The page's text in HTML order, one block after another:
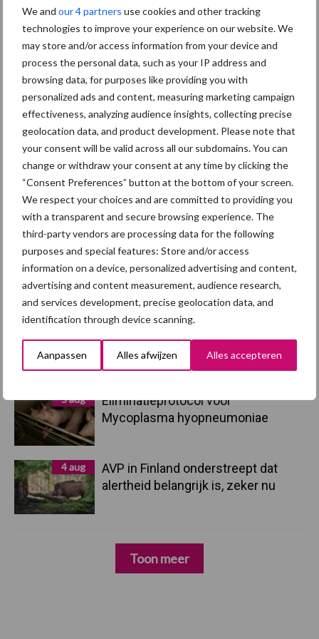
We and our 4 partners use cookies and other tracking
technologies to improve your experience on our website. We
may store and/or access information from your device and
process the personal data, such as your IP address and
browsing data, for purposes like providing you with
personalized ads and content, measuring marketing campaign
effectiveness, analyzing audience insights, collecting precise
geolocation data, and product development. Please note that
your consent will be valid across all our subdomains. You can
change or withdraw your consent at any time by clicking the
“Consent Preferences” button at the bottom of your screen.
We respect your choices and are committed to providing you
with a transparent and secure browsing experience. The
third-party vendors are processing data for the following
purposes and special features: Store and/or access
information on a device, personalized advertising and content,
advertising and content measurement, audience research,
and services development, precise geolocation data, and
identification through device scanning.
Aanpassen Alles afwijzen Alles accepteren
Primaire
Sidebar
Recent nieuws Partner nieuws
7 aug
Britse varkenssector vreest
afzetcrisis in het najaar
7 aug
Hittestress: wat gebeurt er en hoe
kunnen we het voorkomen?
5 aug
“Vraag naar praktische
hygieneoplossingen is in Polen
groter dan ooit”
5 aug
Eliminatieprotocol voor
Mycoplasma hyopneumoniae
4 aug
AVP in Finland onderstreept dat
alertheid belangrijk is, zeker nu
Toon meer
Toon meer